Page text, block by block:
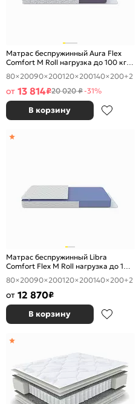
Матрас беспружинный Aura Flex
Comfort M Roll нагрузка до 100 кг
1800x2000
80×20090×200120×200140×200+2
от 13 814₽20 020 ₽-31%
В корзину
Матрас беспружинный Libra
Comfort Flex M Roll нагрузка до 120
кг 1800x2000
80×20090×200120×200140×200+2
от 12 870₽
В корзину